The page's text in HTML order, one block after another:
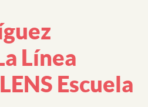
Línea
Escuela